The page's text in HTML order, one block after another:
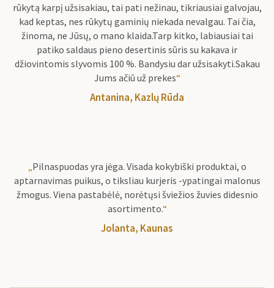
rūkytą karpį užsisakiau, tai pati nežinau, tikriausiai galvojau,
kad keptas, nes rūkytų gaminių niekada nevalgau. Tai čia,
žinoma, ne Jūsų, o mano klaida.Tarp kitko, labiausiai tai
patiko saldaus pieno desertinis sūris su kakava ir
džiovintomis slyvomis 100 %. Bandysiu dar užsisakyti.Sakau
Jums ačiū už prekes“
Antanina, Kazlų Rūda
Pilnaspuodas yra jėga. Visada kokybiški produktai, o
aptarnavimas puikus, o tiksliau kurjeris -ypatingai malonus
žmogus. Viena pastabėlė, norėtųsi šviežios žuvies didesnio
asortimento.“
Jolanta, Kaunas